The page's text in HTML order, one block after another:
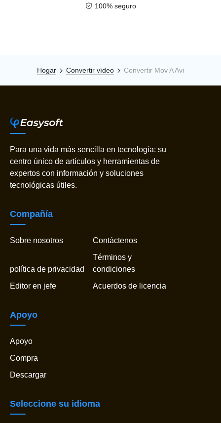
100% seguro
Hogar Convertir vídeo Convertir Mov A Avi
Para una vida más sencilla en tecnología: su
centro único de artículos y herramientas de
expertos con información y soluciones
tecnológicas útiles.
Compañía
Sobre nosotros Contáctenos
política de privacidad
Términos y
condiciones
Editor en jefe
Acuerdos de licencia
Apoyo
Apoyo
Compra
Descargar
Seleccione su idioma